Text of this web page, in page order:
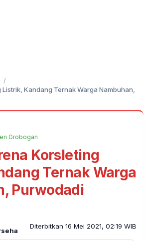
Kandang Ternak Warga Nambuhan,
Grobogan
Korsleting
Ternak Warga
Purwodadi
Diterbitkan 16 Mei 2021, 02:19 WIB